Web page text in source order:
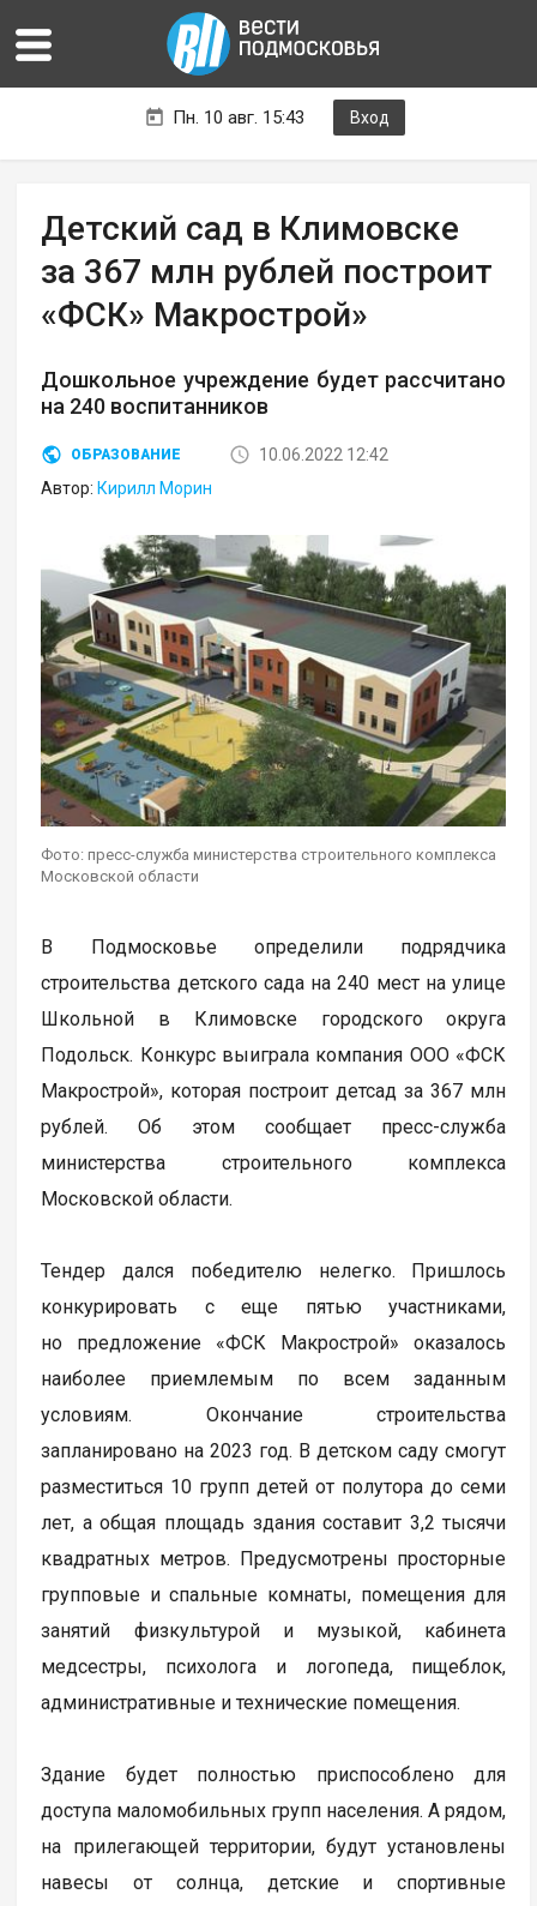
Пн. 10 авг. 15:43 Вход
Детский сад в Климовске
за 367 млн рублей построит
«ФСК» Макрострой»
Дошкольное учреждение будет рассчитано
на 240 воспитанников
ОБРАЗОВАНИЕ
10.06.2022 12:42
Автор: Кирилл Морин
Фото: пресс-служба министерства строительного комплекса
Московской области
В Подмосковье определили подрядчика
строительства детского сада на 240 мест на улице
Школьной в Климовске городского округа
Подольск. Конкурс выиграла компания ООО «ФСК
Макрострой», которая построит детсад за 367 млн
рублей. Об этом сообщает пресс-служба
министерства строительного комплекса
Московской области.
Тендер дался победителю нелегко. Пришлось
конкурировать с еще пятью участниками,
но предложение «ФСК Макрострой» оказалось
наиболее приемлемым по всем заданным
условиям. Окончание строительства
запланировано на 2023 год. В детском саду смогут
разместиться 10 групп детей от полутора до семи
лет, а общая площадь здания составит 3,2 тысячи
квадратных метров. Предусмотрены просторные
групповые и спальные комнаты, помещения для
занятий физкультурой и музыкой, кабинета
медсестры, психолога и логопеда, пищеблок,
административные и технические помещения.
Здание будет полностью приспособлено для
доступа маломобильных групп населения. А рядом,
на прилегающей территории, будут установлены
навесы от солнца, детские и спортивные